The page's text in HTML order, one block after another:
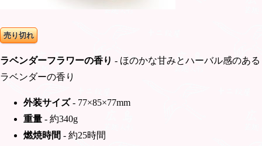
売り切れ
ラベンダーフラワーの香り - ほのかな甘みとハーバル感のある
ラベンダーの香り
外装サイズ- 77×85×77mm
重量 - 約340g
燃焼時間 - 約25時間